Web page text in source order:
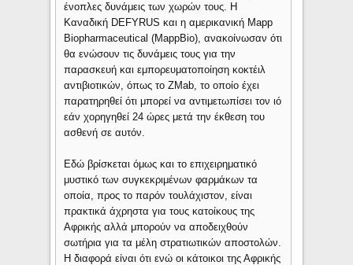
ένοπλες δυνάμεις των χωρών τους. Η
Καναδική DEFYRUS και η αμερικανική Mapp
Biopharmaceutical (MappBio), ανακοίνωσαν ότι
θα ενώσουν τις δυνάμεις τους για την
παρασκευή και εμπορευματοποίηση κοκτέιλ
αντιβιοτικών, όπως το ZMab, το οποίο έχει
παρατηρηθεί ότι μπορεί να αντιμετωπίσει τον ιό
εάν χορηγηθεί 24 ώρες μετά την έκθεση του
ασθενή σε αυτόν.
Εδώ βρίσκεται όμως και το επιχειρηματικό
μυστικό των συγκεκριμένων φαρμάκων τα
οποία, προς το παρόν τουλάχιστον, είναι
πρακτικά άχρηστα για τους κατοίκους της
Αφρικής αλλά μπορούν να αποδειχθούν
σωτήρια για τα μέλη στρατιωτικών αποστολών.
Η διαφορά είναι ότι ενώ οι κάτοικοι της Αφρικής